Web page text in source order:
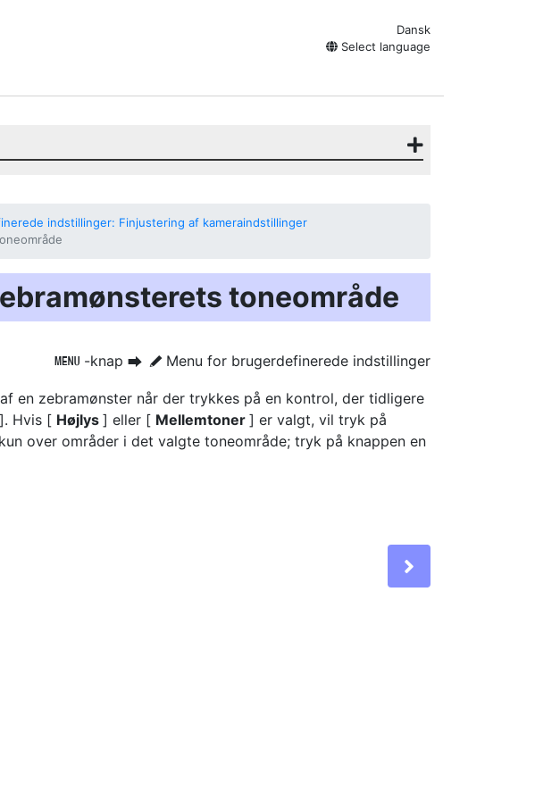
Dansk
Select language
indstillinger: Finjustering af kameraindstillinger
toneområde
G -knap U A Menu for brugerdefinerede indstillinger
en zebramønster når der trykkes på en kontrol, der tidligere
]. Hvis [ Højlys ] eller [ Mellemtoner ] er valgt, vil tryk på
over områder i det valgte toneområde; tryk på knappen en